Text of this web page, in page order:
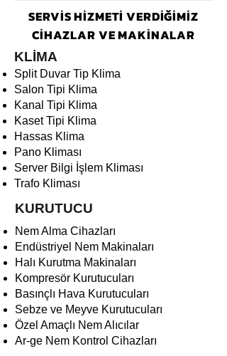
SERVİS HİZMETİ VERDİĞİMİZ
CİHAZLAR VE MAKİNALAR
KLİMA
Split Duvar Tip Klima
Salon Tipi Klima
Kanal Tipi Klima
Kaset Tipi Klima
Hassas Klima
Pano Kliması
Server Bilgi İşlem Kliması
Trafo Kliması
KURUTUCU
Nem Alma Cihazları
Endüstriyel Nem Makinaları
Halı Kurutma Makinaları
Kompresör Kurutucuları
Basınçlı Hava Kurutucuları
Sebze ve Meyve Kurutucuları
Özel Amaçlı Nem Alıcılar
Ar-ge Nem Kontrol Cihazları